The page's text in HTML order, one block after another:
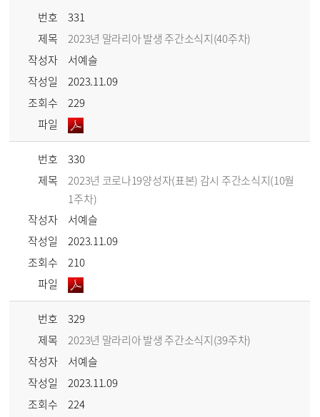
번호
331
제목
2023년 말라리아 발생 주간소식지(40주차)
작성자
서예슬
작성일
2023.11.09
조회수
229
파일
번호
330
제목
2023년 코로나19양성자(표본) 감시 주간소식지(10월
1주차)
작성자
서예슬
작성일
2023.11.09
조회수
210
파일
번호
329
제목
2023년 말라리아 발생 주간소식지(39주차)
작성자
서예슬
작성일
2023.11.09
조회수
224